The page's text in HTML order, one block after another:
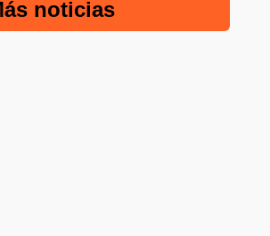
noticias